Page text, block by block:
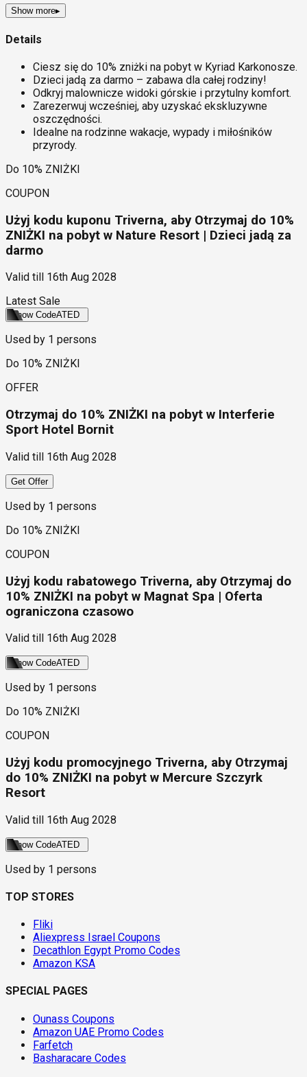
Show more▸
Details
Ciesz się do 10% zniżki na pobyt w Kyriad Karkonosze.
Dzieci jadą za darmo – zabawa dla całej rodziny!
Odkryj malownicze widoki górskie i przytulny komfort.
Zarezerwuj wcześniej, aby uzyskać ekskluzywne
oszczędności.
Idealne na rodzinne wakacje, wypady i miłośników
przyrody.
Do 10% ZNIŻKI
COUPON
Użyj kodu kuponu Triverna, aby Otrzymaj do 10%
ZNIŻKI na pobyt w Nature Resort | Dzieci jadą za
darmo
Valid till
16th Aug 2028
Latest Sale
Show CodeATED
Used by 1 persons
Do 10% ZNIŻKI
OFFER
Otrzymaj do 10% ZNIŻKI na pobyt w Interferie
Sport Hotel Bornit
Valid till 16th Aug 2028
Get Offer
Used by 1 persons
Do 10% ZNIŻKI
COUPON
Użyj kodu rabatowego Triverna, aby Otrzymaj do
10% ZNIŻKI na pobyt w Magnat Spa | Oferta
ograniczona czasowo
Valid till 16th Aug 2028
Show CodeATED
Used by 1 persons
Do 10% ZNIŻKI
COUPON
Użyj kodu promocyjnego Triverna, aby Otrzymaj
do 10% ZNIŻKI na pobyt w Mercure Szczyrk
Resort
Valid till 16th Aug 2028
Show CodeATED
Used by 1 persons
TOP STORES
Fliki
Aliexpress Israel Coupons
Decathlon Egypt Promo Codes
Amazon KSA
SPECIAL PAGES
Ounass Coupons
Amazon UAE Promo Codes
Farfetch
Basharacare Codes